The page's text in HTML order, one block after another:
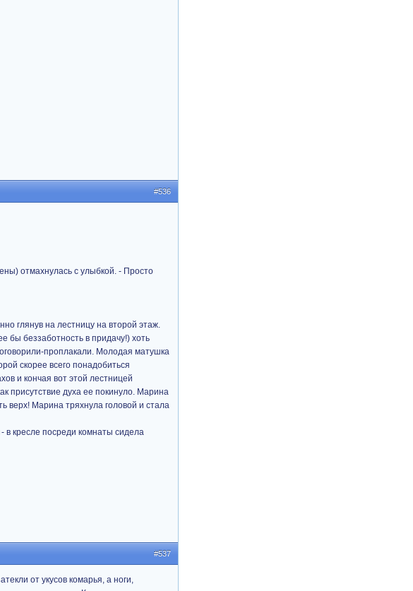
#536
отмахнулась с улыбкой. - Просто
глянув на лестницу на второй этаж.
бы беззаботность в придачу!) хоть
проплакали. Молодая матушка
скорее всего понадобиться
и кончая вот этой лестницей
присутствие духа ее покинуло. Марина
верх! Марина тряхнула головой и стала
в кресле посреди комнаты сидела
#537
от укусов комарья, а ноги,